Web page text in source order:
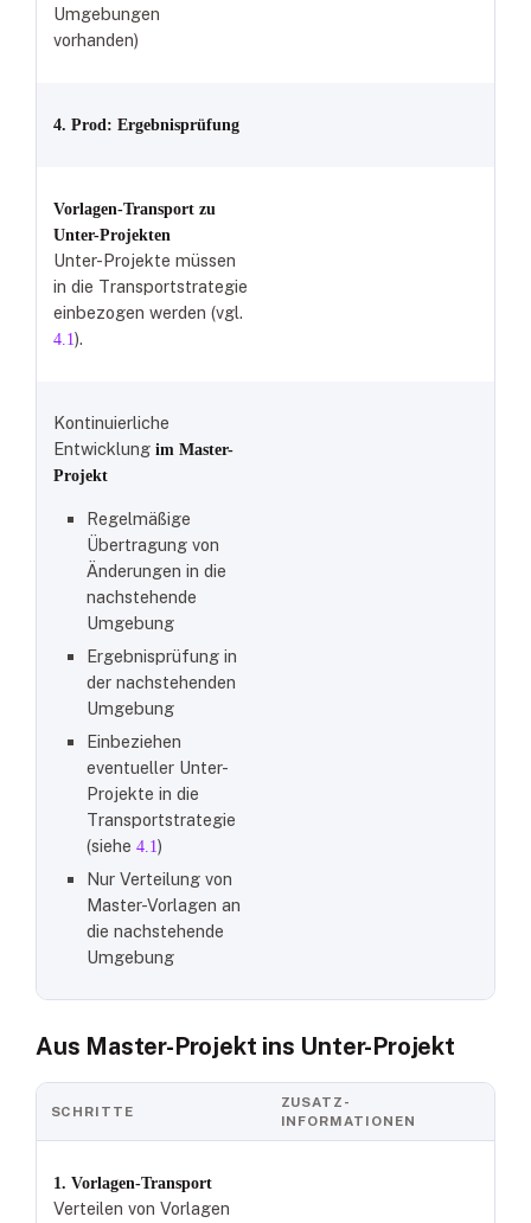
Umgebungen
vorhanden)
4. Prod: Ergebnisprüfung
Vorlagen-Transport zu
Unter-Projekten
Unter-Projekte müssen
in die Transportstrategie
einbezogen werden (vgl.
4.1).
Kontinuierliche
Entwicklungim Master-
Projekt
Regelmäßige
Übertragung von
Änderungen in die
nachstehende
Umgebung
Ergebnisprüfung in
der nachstehenden
Umgebung
Einbeziehen
eventueller Unter-
Projekte in die
Transportstrategie
(siehe4.1)
Nur Verteilung von
Master-Vorlagen an
die nachstehende
Umgebung
Aus Master-Projekt ins Unter-Projekt
SCHRITTE
ZUSATZ-
INFORMATIONEN
1. Vorlagen-Transport
Verteilen von Vorlagen